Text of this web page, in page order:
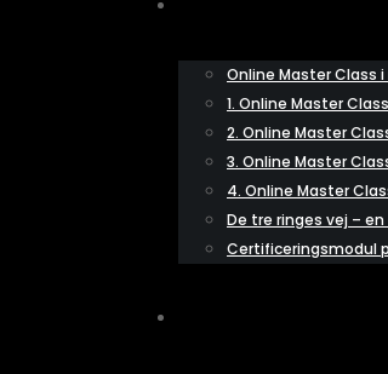
Online Master Class
1. Online Master
2. Online Master
3. Online Master
4. Online Master
De tre ringes vej –
Certificeringsmodul